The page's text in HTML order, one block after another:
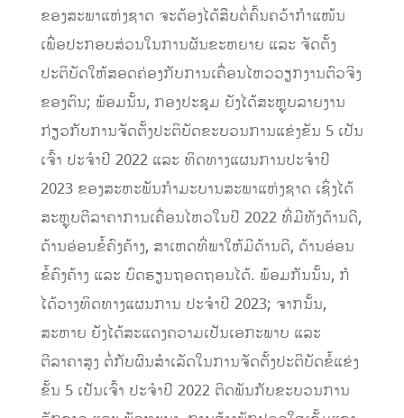
ຂອງສະພາແຫ່ງຊາດ ຈະຕ້ອງໄດ້ສືບຕໍ່ຄົ້ນຄວ້າກໍາແໜ້ນ
ເພື່ອປະກອບສ່ວນໃນການຜັນຂະຫຍາຍ ແລະ ຈັດຕັ້ງ
ປະຕິບັດໃຫ້ສອດຄ່ອງກັບການເຄື່ອນໄຫວວຽກງານຕົວຈິງ
ຂອງຕົນ; ພ້ອມນັ້ນ, ກອງປະຊຸມ ຍັງໄດ້ສະຫຼຸບລາຍງານ
ກ່ຽວກັບການຈັດຕັ້ງປະຕິບັດຂະບວນການແຂ່ງຂັນ 5 ເປັນ
ເຈົ້າ ປະຈໍາປີ 2022 ແລະ ທິດທາງແຜນການປະຈໍາປີ
2023 ຂອງສະຫະພັນກໍາມະບານສະພາແຫ່ງຊາດ ເຊິ່ງໄດ້
ສະຫຼຸບຕີລາຄາການເຄື່ອນໄຫວໃນປີ 2022 ທີ່ມີທັງດ້ານດີ,
ດ້ານອ່ອນຂໍ້ຄົງຄ້າງ, ສາເຫດທີ່ພາໃຫ້ມີດ້ານດີ, ດ້ານອ່ອນ
ຂໍ້ຄົງຄ້າງ ແລະ ບົດຮຽນຖອດຖອນໄດ້. ພ້ອມກັນນັ້ນ, ກໍ
ໄດ້ວາງທິດທາງແຜນການ ປະຈໍາປີ 2023; ຈາກນັ້ນ,
ສະຫາຍ ຍັງໄດ້ສະແດງຄວາມເປັນເອກະພາບ ແລະ
ຕີລາຄາສູງ ຕໍ່ກັບຜົນສໍາເລັດໃນການຈັດຕັ້ງປະຕິບັດຂໍ້ແຂ່ງ
ຂັ້ນ 5 ເປັນເຈົ້າ ປະຈໍາປີ 2022 ຕິດພັນກັບຂະບວນການ